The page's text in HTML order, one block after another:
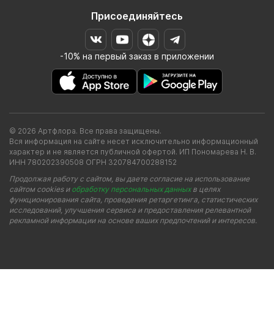
Присоединяйтесь
-10% на первый заказ в приложении
© 2026 Артфлора. Все права защищены.
Вся информация на сайте несет исключительно информационный
характер и не является публичной офертой. ИП Пономарева Н. В.
ИНН 780202390508 ОГРН 320784700288152
Продолжая работу с сайтом, вы даете согласие на использование
сайтом cookies и обработку персональных данныхв целях
функционирования сайта, проведения ретаргетинга, статистических
исследований, улучшения сервиса и предоставления релевантной
рекламной информации на основе ваших предпочтений и интересов.